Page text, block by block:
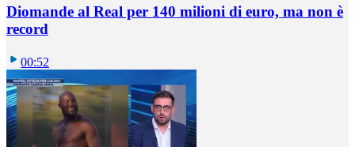
Diomande al Real per 140 milioni di euro, ma non è
record
00:52